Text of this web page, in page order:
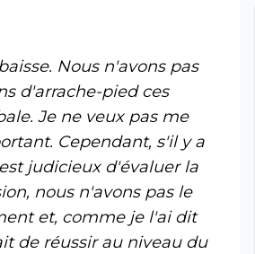
Nous n'avons pas
d'arrache-pied ces
Je ne veux pas me
Cependant, s'il y a
judicieux d'évaluer la
nous n'avons pas le
et, comme je l'ai dit
de réussir au niveau du